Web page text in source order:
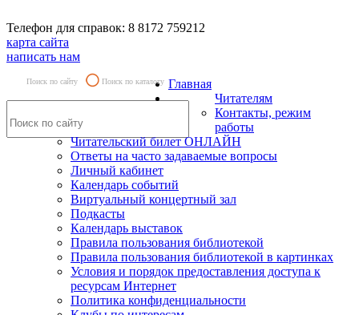
Телефон для справок: 8 8172 759212
карта сайта
написать нам
Поиск по сайту Поиск по каталогу Главная
Читателям
Контакты, режим
работы
Читательский билет ОНЛАЙН
Ответы на часто задаваемые вопросы
Личный кабинет
Календарь событий
Виртуальный концертный зал
Подкасты
Календарь выставок
Правила пользования библиотекой
Правила пользования библиотекой в картинках
Условия и порядок предоставления доступа к
ресурсам Интернет
Политика конфиденциальности